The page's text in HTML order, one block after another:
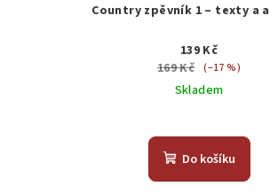
Country zpěvník 1 – texty a
139 Kč
169 Kč (–17 %)
Skladem
Do košíku